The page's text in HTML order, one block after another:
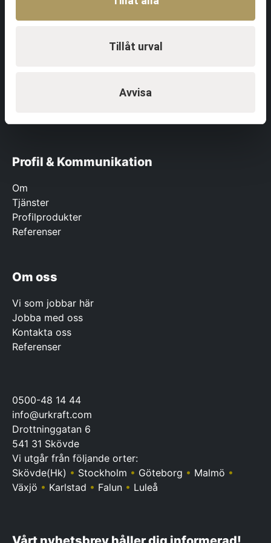
Tillåt urval
Avvisa
Event & Aktiviteter
Profil & Kommunikation
Om
Tjänster
Profilprodukter
Referenser
Om oss
Vi som jobbar här
Jobba med oss
Kontakta oss
Referenser
0500-48 14 44
info@urkraft.com
Drottninggatan 6
541 31 Skövde
Vi utgår från följande orter:
Skövde(Hk) • Stockholm • Göteborg • Malmö •
Växjö • Karlstad • Falun • Luleå